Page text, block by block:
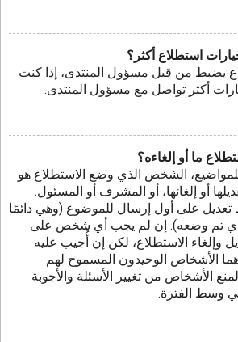
استطلاع أكثر؟
يضبط من قبل مسؤول المنتدى، إذا كنت
أكثر تواصل مع مسؤول المنتدى.
ما أو إلغاءه؟
الشخص الذي وضع الاستطلاع هو
أو إلغائها، أو المشرف أو المسئول.
تعديل على أول إرسال للموضوع (وهي دائمًا
تم وضعه). إن لم يجب أي شخص على
وإلغاء الاستطلاع، لكن إن أُجيب عليه
الأشخاص الوحيدون المسموح لهم
لمنع الأشخاص من تغيير الأسئلة والأجوبة
وسط الفترة.